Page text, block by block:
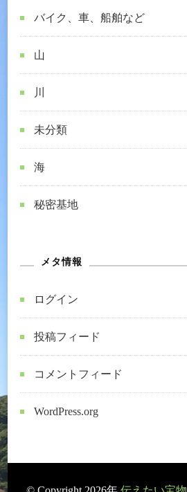
バイク、車、船舶など
山
川
未分類
海
秘密基地
メタ情報
ログイン
投稿フィード
コメントフィード
WordPress.org